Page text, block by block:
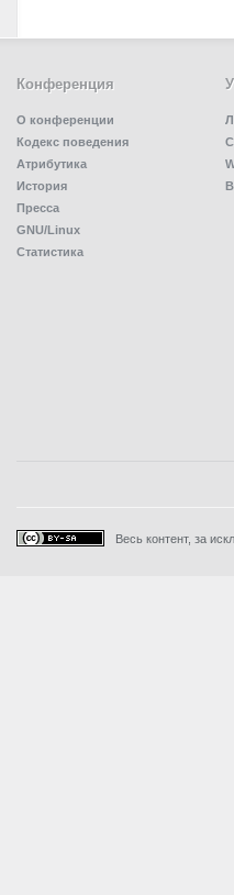
Конференция
О конференции
Кодекс поведения
Атрибутика
История
Пресса
GNU/Linux
Статистика
Весь контент, за